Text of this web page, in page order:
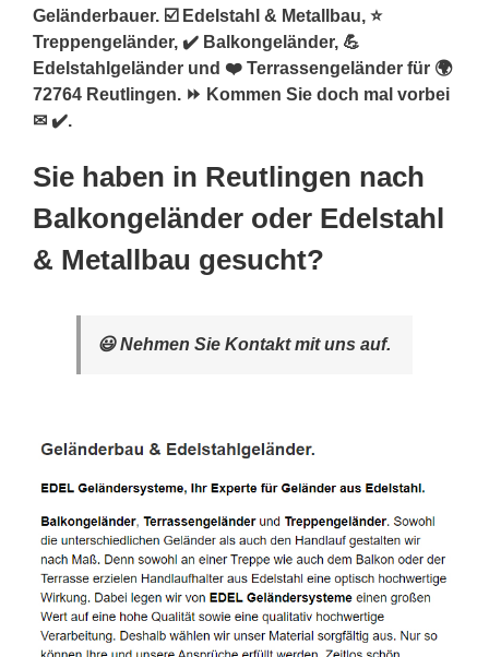
Geländerbauer. ☑️ Edelstahl & Metallbau, ⭐
Treppengeländer, ✔️ Balkongeländer, 💪
Edelstahlgeländer und ❤️ Terrassengeländer für 🌍
72764 Reutlingen. ⏩ Kommen Sie doch mal vorbei
✉ ✔️.
Sie haben in Reutlingen nach
Balkongeländer oder Edelstahl
& Metallbau gesucht?
😃 Nehmen Sie Kontakt mit uns auf.